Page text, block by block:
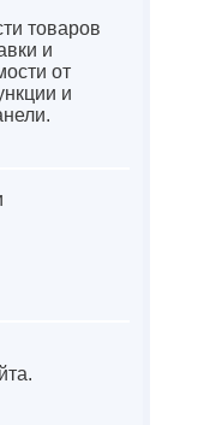
товаров
и
от
и